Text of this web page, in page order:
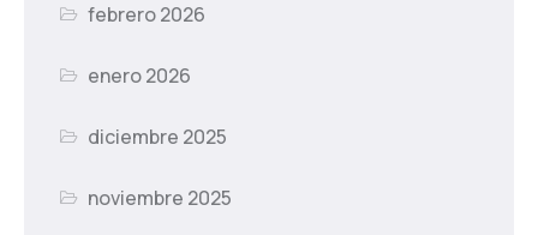
febrero 2026
enero 2026
diciembre 2025
noviembre 2025